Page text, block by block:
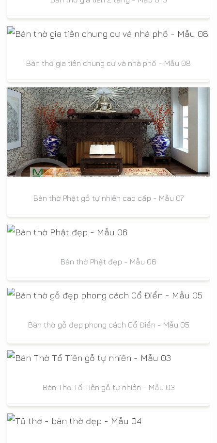
Bàn thờ gia tiên chung cư và nhà phố - Mẫu 08
Bàn thờ Phật gỗ tự nhiên cao cấp - Mẫu 07
Bàn thờ Phật đẹp - Mẫu 06
Bàn thờ gỗ đẹp phong cách Cổ Điển - Mẫu 05
Bàn Thờ Tổ Tiên gỗ tự nhiên - Mẫu 03